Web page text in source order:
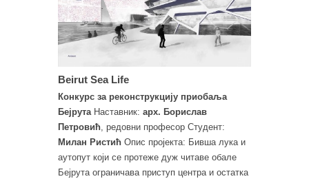
Beirut Sea Life
Конкурс за реконструкцију приобаља
Бејрута Наставник: арх. Борислав
Петровић , редовни професор Студент:
Милан Ристић Опис пројекта: Бивша лука и
аутопут који се протеже дуж читаве обале
Бејрута ограничава приступ центра и остатка